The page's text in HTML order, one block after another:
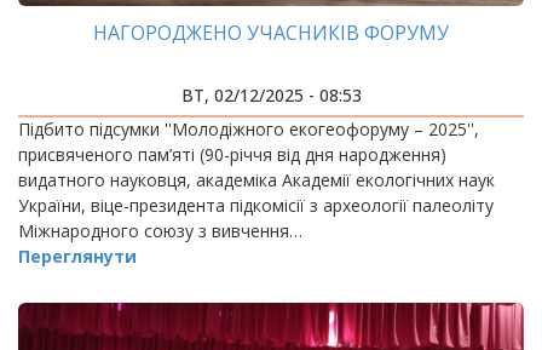
НАГОРОДЖЕНО УЧАСНИКІВ ФОРУМУ
ВТ, 02/12/2025 - 08:53
Підбито підсумки ''Молодіжного екогеофоруму – 2025'',
присвяченого пам’яті (90-річчя від дня народження)
видатного науковця, академіка Академії екологічних наук
України, віце-президента підкомісії з археології палеоліту
Міжнародного союзу з вивчення…
Переглянути